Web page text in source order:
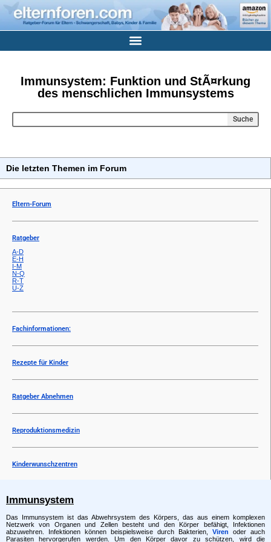
Immunsystem: Funktion und StÃ¤rkung
des menschlichen Immunsystems
Suche
Die letzten Themen im Forum
Eltern-Forum
Ratgeber
A-D
E-H
I-M
N-Q
R-T
U-Z
Fachinformationen:
Rezepte für Kinder
Ratgeber Abnehmen
Reproduktionsmedizin
Kinderwunschzentren
Immunsystem
Das Immunsystem ist das Abwehrsystem des Körpers, das aus einem komplexen
Netzwerk von Organen und Zellen besteht und den Körper befähigt, Infektionen
abzuwehren. Infektionen können beispielsweise durch Bakterien, Viren oder auch
Parasiten hervorgerufen werden. Um den Körper davor zu schützen, wird die